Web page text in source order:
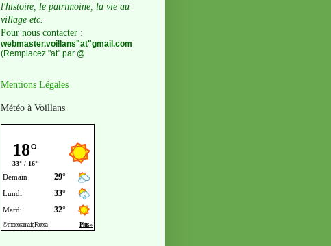
l'histoire, le patrimoine, la vie au
village etc.
Pour nous contacter :
webmaster.voillans"at"gmail.com
(Remplacez "at" par @
Mentions Légales
Météo à Voillans